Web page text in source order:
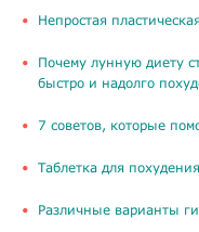
​Непростая
Почему лунную диету
быстро и надолго
​7 советов, которые
Таблетка для
​Различные варианты